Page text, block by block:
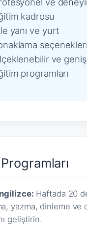
kadrosu
yanı ve yurt
seçenekleri
ve geniş
programları
Haftada 20
yazma, dinleme ve
geliştirin.